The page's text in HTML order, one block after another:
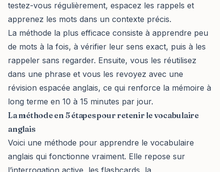
testez-vous régulièrement, espacez les rappels et
apprenez les mots dans un contexte précis.
La méthode la plus efficace consiste à apprendre peu
de mots à la fois, à vérifier leur sens exact, puis à les
rappeler sans regarder. Ensuite, vous les réutilisez
dans une phrase et vous les revoyez avec une
révision espacée anglais, ce qui renforce la mémoire à
long terme en 10 à 15 minutes par jour.
La méthode en 5 étapes pour retenir le vocabulaire
anglais
Voici une méthode pour apprendre le vocabulaire
anglais qui fonctionne vraiment. Elle repose sur
l’interrogation active, les flashcards, la